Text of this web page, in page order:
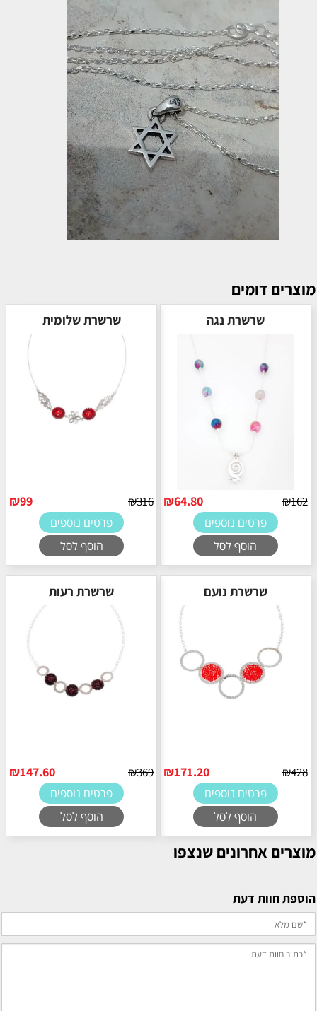
מוצרים דומים
שרשרת נגה
₪162
₪64.80
פרטים נוספים
הוסף לסל
שרשרת שלומית
₪316
₪99
פרטים נוספים
הוסף לסל
שרשרת נועם
₪428
₪171.20
פרטים נוספים
הוסף לסל
שרשרת רעות
₪369
₪147.60
פרטים נוספים
הוסף לסל
מוצרים אחרונים שנצפו
הוספת חוות דעת